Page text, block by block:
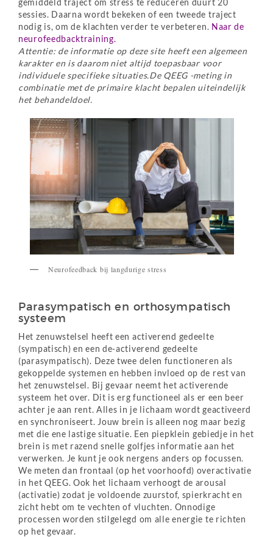
sessies. Daarna wordt bekeken of een tweede traject
nodig is, om de klachten verder te verbeteren. Naar de
neurofeedbacktraining.
Attentie: de informatie op deze site heeft een algemeen
karakter en is daarom niet altijd toepasbaar voor
individuele specifieke situaties.De QEEG -meting in
combinatie met de primaire klacht bepalen uiteindelijk
het behandeldoel.
Neurofeedback bij langdurige stress
Parasympatisch en orthosympatisch
systeem
Het zenuwstelsel heeft een activerend gedeelte
(sympatisch) en een de-activerend gedeelte
(parasympatisch). Deze twee delen functioneren als
gekoppelde systemen en hebben invloed op de rest van
het zenuwstelsel. Bij gevaar neemt het activerende
systeem het over. Dit is erg functioneel als er een beer
achter je aan rent. Alles in je lichaam wordt geactiveerd
en synchroniseert. Jouw brein is alleen nog maar bezig
met die ene lastige situatie. Een piepklein gebiedje in het
brein is met razend snelle golfjes informatie aan het
verwerken. Je kunt je ook nergens anders op focussen.
We meten dan frontaal (op het voorhoofd) overactivatie
in het QEEG. Ook het lichaam verhoogt de arousal
(activatie) zodat je voldoende zuurstof, spierkracht en
zicht hebt om te vechten of vluchten. Onnodige
processen worden stilgelegd om alle energie te richten
op het gevaar.